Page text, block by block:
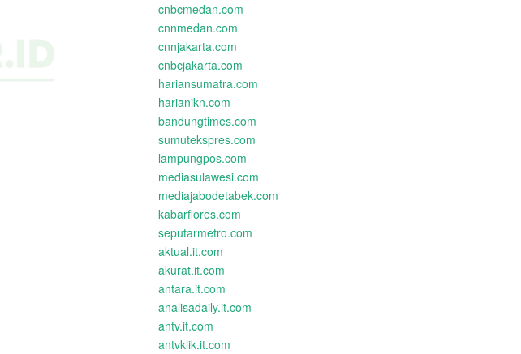
cnbcmedan.com
cnnmedan.com
cnnjakarta.com
cnbcjakarta.com
hariansumatra.com
harianikn.com
bandungtimes.com
sumutekspres.com
lampungpos.com
mediasulawesi.com
mediajabodetabek.com
kabarflores.com
seputarmetro.com
aktual.it.com
akurat.it.com
antara.it.com
analisadaily.it.com
antv.it.com
antvklik.it.com